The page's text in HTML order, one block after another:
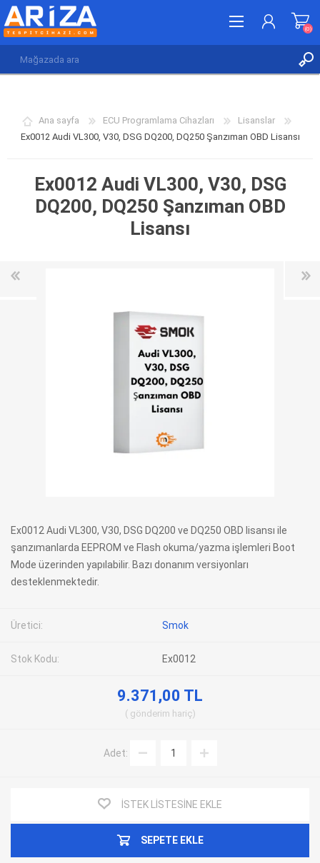
İSTEK LISTESI (0)
(0)
Ana sayfa ECU Programlama Cihazları
Lisanslar
Ex0012 Audi VL300, V30, DSG DQ200, DQ250 Şanzıman OBD Lisansı
Ex0012 Audi VL300, V30, DSG
DQ200, DQ250 Şanzıman OBD
Lisansı
Ex0012 Audi VL300, V30, DSG DQ200 ve DQ250 OBD lisansı ile
şanzımanlarda EEPROM ve Flash okuma/yazma işlemleri Boot
Mode üzerinden yapılabilir. Bazı donanım versiyonları
desteklenmektedir.
Üretici: Smok
Stok Kodu: Ex0012
9.371,00 TL
gönderim hariç
Adet:
İSTEK LISTESINE EKLE
SEPETE EKLE